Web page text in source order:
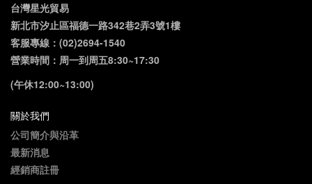
台灣星光貿易
新北市汐止區福德一路342巷2弄3號1樓
客服專線：(02)2694-1540
營業時間：周一到周五8:30~17:30
(午休12:00~13:00)
關於我們
公司簡介與沿革
最新消息
經銷商註冊